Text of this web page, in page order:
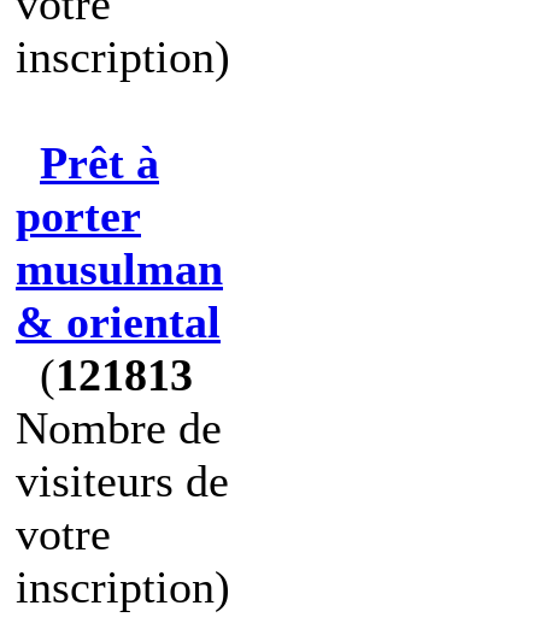
inscription)
Prêt à
porter
musulman
& oriental
(121813
Nombre de
visiteurs de
votre
inscription)